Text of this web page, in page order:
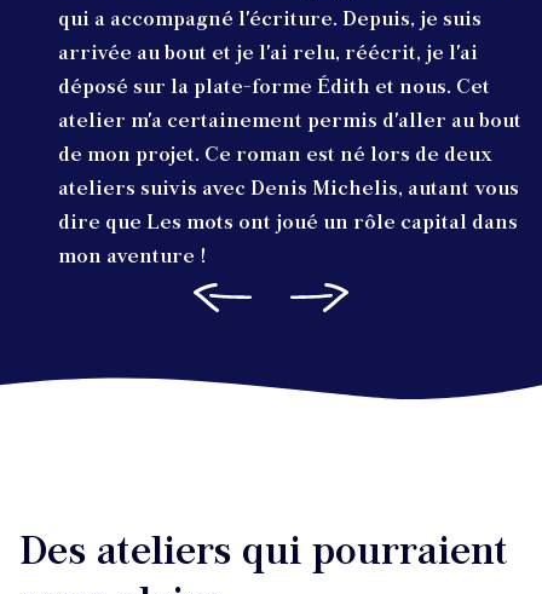
qui a accompagné l'écriture. Depuis, je suis
arrivée au bout et je l'ai relu, réécrit, je l'ai
déposé sur la plate-forme Édith et nous. Cet
atelier m'a certainement permis d'aller au bout
de mon projet. Ce roman est né lors de deux
ateliers suivis avec Denis Michelis, autant vous
dire que Les mots ont joué un rôle capital dans
mon aventure !
Des ateliers qui pourraient